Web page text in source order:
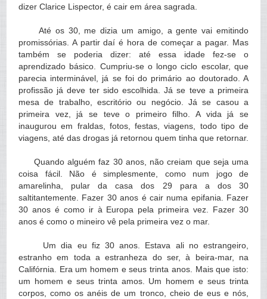
dizer Clarice Lispector, é cair em área sagrada.
Até os 30, me dizia um amigo, a gente vai emitindo
promissórias. A partir daí é hora de começar a pagar. Mas
também se poderia dizer: até essa idade fez-se o
aprendizado básico. Cumpriu-se o longo ciclo escolar, que
parecia interminável, já se foi do primário ao doutorado. A
profissão já deve ter sido escolhida. Já se teve a primeira
mesa de trabalho, escritório ou negócio. Já se casou a
primeira vez, já se teve o primeiro filho. A vida já se
inaugurou em fraldas, fotos, festas, viagens, todo tipo de
viagens, até das drogas já retornou quem tinha que retornar.
Quando alguém faz 30 anos, não creiam que seja uma
coisa fácil. Não é simplesmente, como num jogo de
amarelinha, pular da casa dos 29 para a dos 30
saltitantemente. Fazer 30 anos é cair numa epifania. Fazer
30 anos é como ir à Europa pela primeira vez. Fazer 30
anos é como o mineiro vê pela primeira vez o mar.
Um dia eu fiz 30 anos. Estava ali no estrangeiro,
estranho em toda a estranheza do ser, à beira-mar, na
Califórnia. Era um homem e seus trinta anos. Mais que isto:
um homem e seus trinta amos. Um homem e seus trinta
corpos, como os anéis de um tronco, cheio de eus e nós,